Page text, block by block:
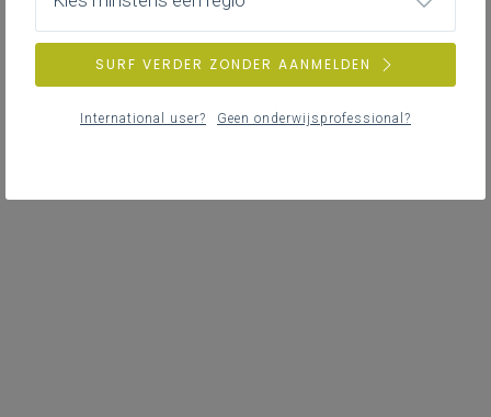
SURF VERDER ZONDER AANMELDEN
International user? Geen onderwijsprofessional?